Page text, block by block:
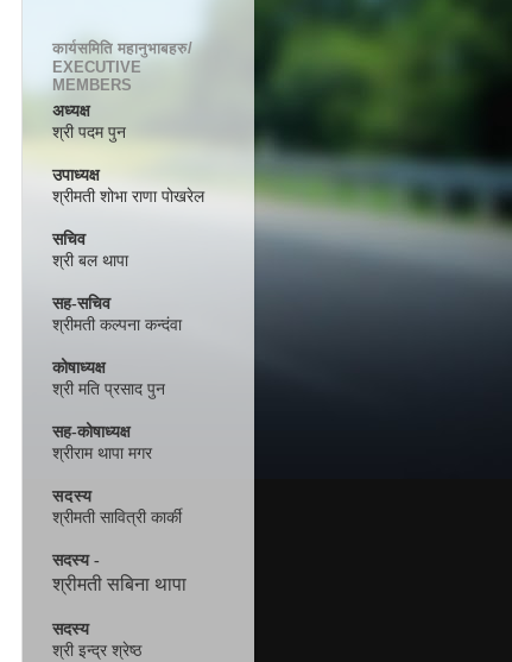
कार्यसमिति महानुभाबहरु/
EXECUTIVE
MEMBERS
अध्यक्ष
श्री पदम पुन
उपाध्यक्ष
श्रीमती शोभा राणा पोखरेल
सचिव
श्री बल थापा
सह-सचिव
श्रीमती कल्पना कन्दंवा
कोषाध्यक्ष
श्री मति प्रसाद पुन
सह-कोषाध्यक्ष
श्रीराम थापा मगर
सदस्य
श्रीमती सावित्री कार्की
सदस्य -
श्रीमती सबिना थापा
सदस्य
श्री इन्द्र श्रेष्ठ